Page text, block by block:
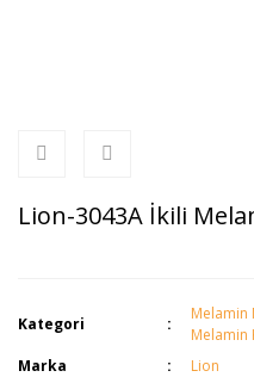
Lion-3043A İkili
Kategori
Melamin
Melamin
Marka
Lion